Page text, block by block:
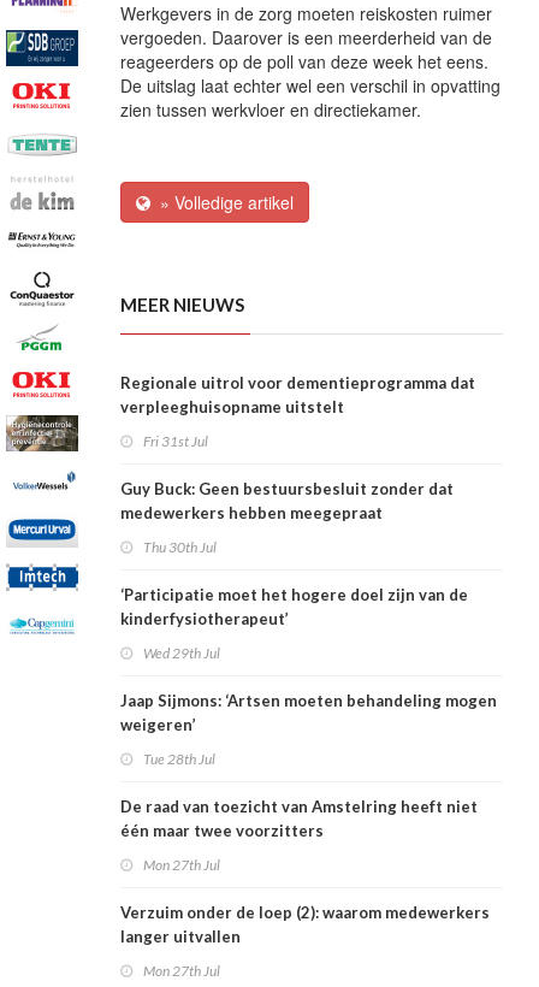
Werkgevers in de zorg moeten reiskosten ruimer
vergoeden. Daarover is een meerderheid van de
reageerders op de poll van deze week het eens.
De uitslag laat echter wel een verschil in opvatting
zien tussen werkvloer en directiekamer.
» Volledige artikel
MEER NIEUWS
Regionale uitrol voor dementieprogramma dat
verpleeghuisopname uitstelt
Fri 31st Jul
Guy Buck: Geen bestuursbesluit zonder dat
medewerkers hebben meegepraat
Thu 30th Jul
‘Participatie moet het hogere doel zijn van de
kinderfysiotherapeut’
Wed 29th Jul
Jaap Sijmons: ‘Artsen moeten behandeling mogen
weigeren’
Tue 28th Jul
De raad van toezicht van Amstelring heeft niet
één maar twee voorzitters
Mon 27th Jul
Verzuim onder de loep (2): waarom medewerkers
langer uitvallen
Mon 27th Jul